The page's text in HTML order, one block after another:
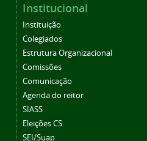
Institucional
Instituição
Colegiados
Estrutura Organizacional
Comissões
Comunicação
Agenda do reitor
SIASS
Eleições CS
SEI/Suap